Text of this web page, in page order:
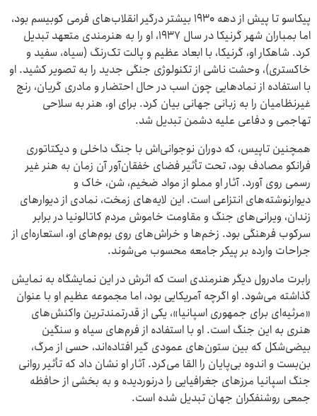
پیکاسو تا پیش از دهه ۱۹۳۰ بیشتر درگیر انقلاب‌های فرمی کوبیسم بود،
اما بمباران شهر گرنیکا در سال ۱۹۳۷، او را به هنرمندی متعهد تبدیل
کرد. شاهکار او، گرنیکا، با ابعاد عظیم و پالت تک‌رنگ (سیاه، سفید و
خاکستری)، وحشت ناشی از تکنولوژی جنگی جدید را به تصویر کشید. او
با استفاده از نمادهایی چون اسب در حال احتضار و مادری گریان، رنج
غیرنظامیان را به زبانی جهانی بیان کرد. برای او، هنر به سلاحی
تهاجمی و دفاعی علیه دشمن تبدیل شد.
همچنین تاپیس، که دوران نوجوانی‌اش با جنگ داخلی و دیکتاتوری
فرانکو مصادف بود، تحت تأثیر فضای خفقان‌آور آن زمان به هنر غیر
رسمی روی آورد. آثار او مملو از مواد ضخیم، شن، خاک و
دیوارنوشته‌های انتزاعی است. این لایه‌های زمخت، نمادی از دیوارهای
زندان، ویرانی‌های جنگ و مقاومت خاموش مردم کاتالونیا در برابر
سرکوب فرهنگی بود. زخم‌ها و خراش‌های روی بوم‌های او، استعاره‌ای از
جراحات وارده بر پیکر جامعه محسوب می‌شوند.
رابرت مادرول دیگر هنرمندی است که اثرش در این نمایشگاه به نمایش
گذاشته می‌شود. او اگرچه آمریکایی بود، اما مجموعه‌ عظیم او با عنوان
«مرثیه‌ای برای جمهوری اسپانیا»، یکی از قدرتمندترین واکنش‌های
هنری به این جنگ است. او با استفاده از فرم‌های سیاه و سنگین
بیضی‌شکل که بین ستون‌های عمودی گیر افتاده‌اند، حسی از مرگ،
بن‌بست و اندوه بی‌پایان را القا می‌کرد. آثار او نشان داد که تأثیر روانی
جنگ اسپانیا مرزهای جغرافیایی را درنوردیده و به بخشی از حافظه
جمعی روشنفکران جهان تبدیل شده است.